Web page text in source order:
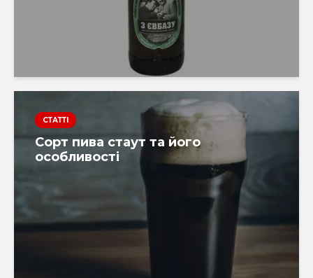
СТАТТІ
Сорт пива стаут та його
особливості